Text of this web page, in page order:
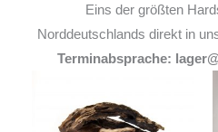
Eins der größten
Norddeutschlands direkt in
Terminabsprache: